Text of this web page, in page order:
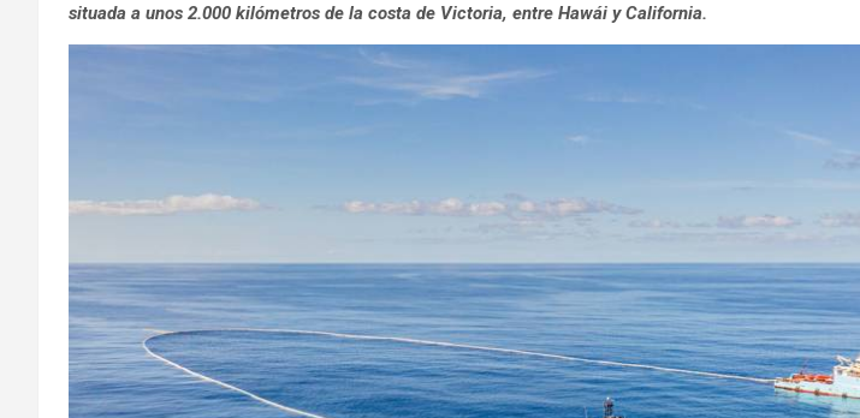
situada a unos 2.000 kilómetros de la costa de Victoria, entre Hawái y California.